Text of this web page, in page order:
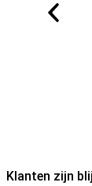
Klanten zijn